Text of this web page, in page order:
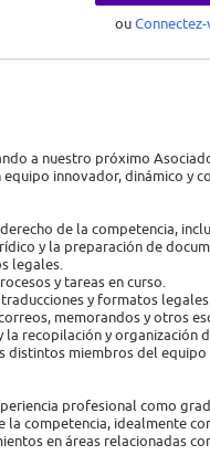
ou
a nuestro próximo
equipo innovador, dinámico y
de la competencia,
y la preparación de
legales.
y tareas en curso.
y formatos legales.
memorandos y otros
recopilación y organización
miembros del equipo
profesional como
la competencia, idealmente
en áreas relacionadas